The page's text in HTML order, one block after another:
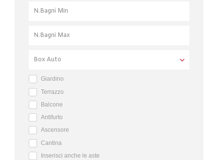
Giardino
Terrazzo
Balcone
Antifurto
Ascensore
Cantina
Inserisci anche le aste